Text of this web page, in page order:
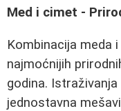
Med i cimet -
Kombinacija meda
najmoćnijih
godina.
jednostavna